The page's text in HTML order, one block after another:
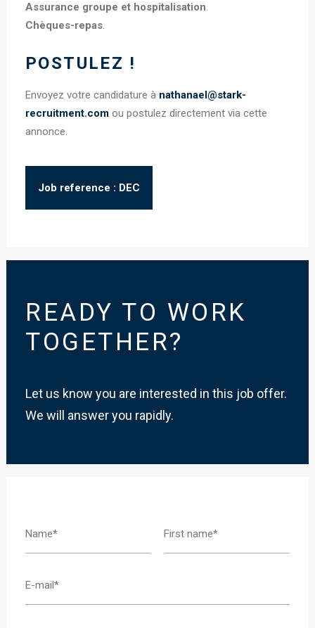
Assurance groupe et hospitalisation.
Chèques-repas.
POSTULEZ !
Envoyez votre candidature à nathanael@stark-
recruitment.com ou postulez directement via cette
annonce.
Job reference : DEC
READY TO WORK
TOGETHER?
Let us know you are interested in this job offer.
We will answer you rapidly.